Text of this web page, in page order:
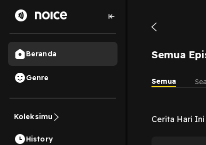
Beranda
Genre
Koleksimu
History
Semua
Semua
Cerita Hari Ini